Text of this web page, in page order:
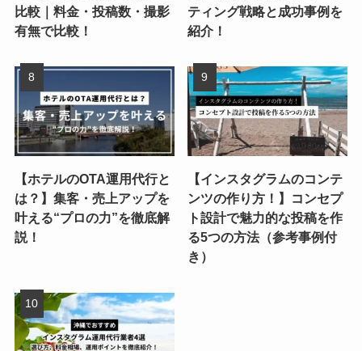
比較｜料金・投稿数・撮影
有無で比較！
ティング戦略と成功事例を
紹介！
【ホテルのOTA運用代行と
は？】集客・売上アップを
叶える“プロの力”を徹底解
説！
【インスタグラムのコンテ
ンツの作り方！】コンセプ
ト設計で魅力的な投稿を作
る5つの方法（参考事例付
き）